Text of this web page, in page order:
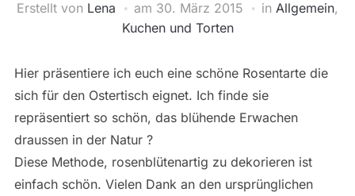
Erstellt von Lena am 30. März 2015 in Allgemein,
Kuchen und Torten
Hier präsentiere ich euch eine schöne Rosentarte die
sich für den Ostertisch eignet. Ich finde sie
repräsentiert so schön, das blühende Erwachen
draussen in der Natur ?
Diese Methode, rosenblütenartig zu dekorieren ist
einfach schön. Vielen Dank an den ursprünglichen